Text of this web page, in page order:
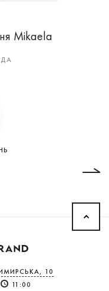
Mikaela
10
11:00